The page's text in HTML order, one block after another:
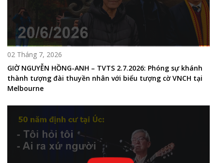
02 Tháng 7, 2026
GIỜ NGUYỄN HỒNG-ANH – TVTS 2.7.2026: Phóng sự khánh
thành tượng đài thuyền nhân với biểu tượng cờ VNCH tại
Melbourne